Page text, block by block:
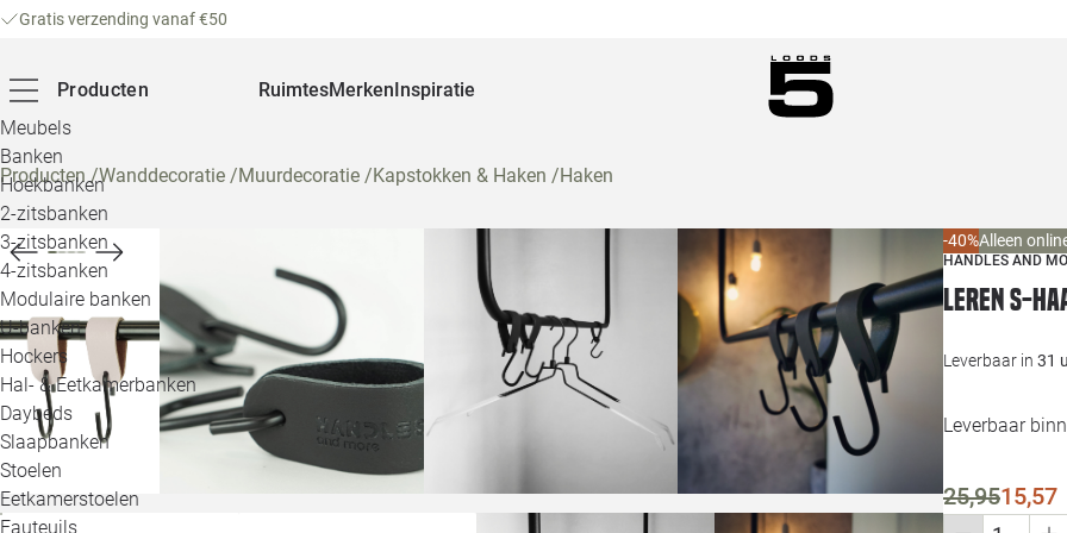
Gratis verzending vanaf €50
Producten
Meubels
Banken
Hoekbanken
2-zitsbanken
3-zitsbanken
4-zitsbanken
Modulaire banken
U-banken
Hockers
Hal- & Eetkamerbanken
Daybeds
Slaapbanken
Stoelen
Eetkamerstoelen
Fauteuils
RuimtesMerkenInspiratie
Producten/Wanddecoratie /Muurdecoratie /Kapstokken & Haken /Haken
-40%Alleen
HANDLES AND
Leren S-
Leverbaar in 31
Leverbaar
25,9515,57